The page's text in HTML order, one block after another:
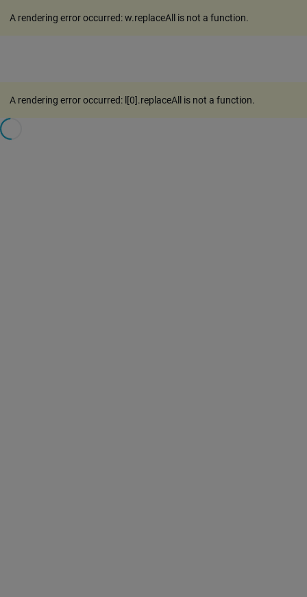
A rendering error occurred:w.replaceAll is not a function.
A rendering error occurred: l[0].replaceAll is not a function.